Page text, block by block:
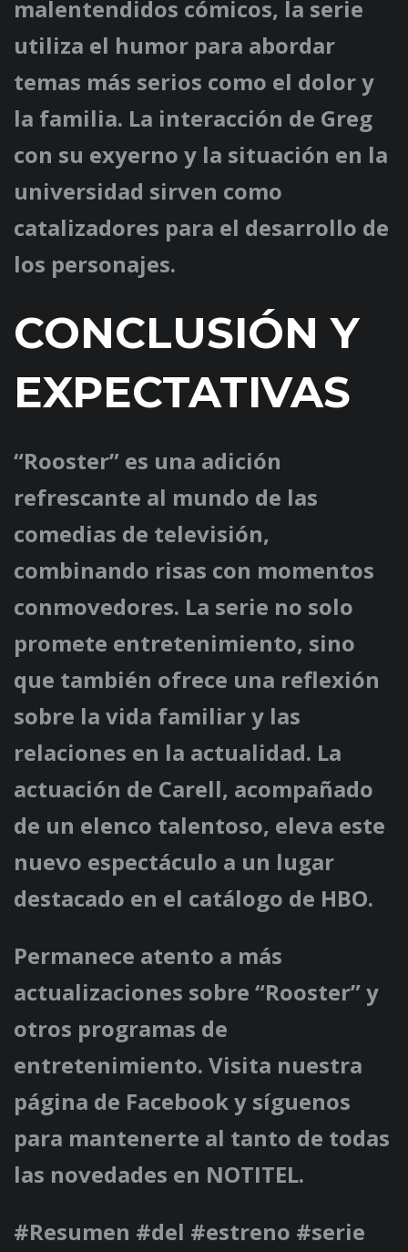
malentendidos cómicos, la serie
utiliza el humor para abordar
temas más serios como el dolor y
la familia. La interacción de Greg
con su exyerno y la situación en la
universidad sirven como
catalizadores para el desarrollo de
los personajes.
CONCLUSIÓN Y
EXPECTATIVAS
“Rooster” es una adición
refrescante al mundo de las
comedias de televisión,
combinando risas con momentos
conmovedores. La serie no solo
promete entretenimiento, sino
que también ofrece una reflexión
sobre la vida familiar y las
relaciones en la actualidad. La
actuación de Carell, acompañado
de un elenco talentoso, eleva este
nuevo espectáculo a un lugar
destacado en el catálogo de HBO.
Permanece atento a más
actualizaciones sobre “Rooster” y
otros programas de
entretenimiento. Visita nuestra
página de Facebook y síguenos
para mantenerte al tanto de todas
las novedades en NOTITEL.
#Resumen #del #estreno #serie